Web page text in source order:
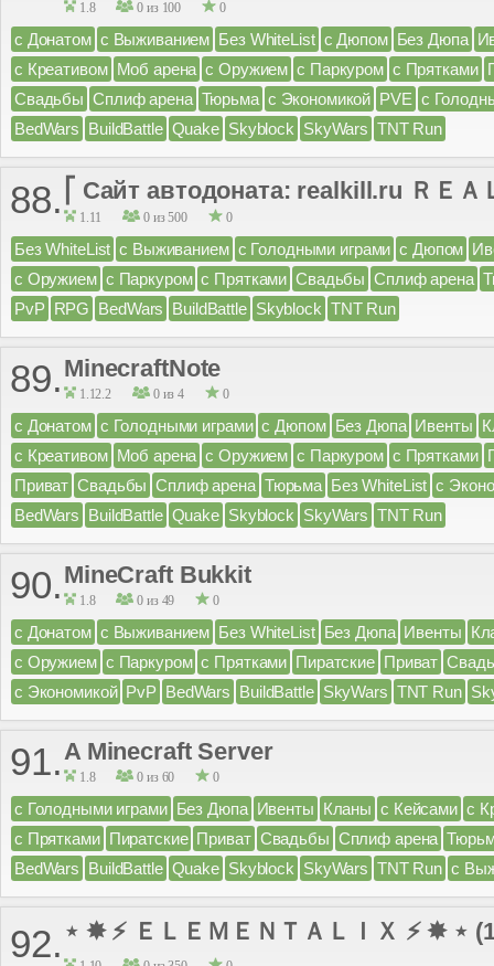
1.8 0 из 100 0
с Донатом с Выживанием Без WhiteList с Дюпом Без Дюпа
с Креативом Моб арена с Оружием с Паркуром с Прятками
Свадьбы Сплиф арена Тюрьма с Экономикой PVE с
BedWars BuildBattle Quake Skyblock SkyWars TNT Run
88. ⎡ Сайт автодоната: realkill.ru ＲＥＡ
1.11 0 из 500 0
Без WhiteList с Выживанием с Голодными играми с Дюпом
с Оружием с Паркуром с Прятками Свадьбы Сплиф арена
PvP RPG BedWars BuildBattle Skyblock TNT Run
89. MinecraftNote
1.12.2 0 из 4 0
с Донатом с Голодными играми с Дюпом Без Дюпа Ивенты
с Креативом Моб арена с Оружием с Паркуром с Прятками
Приват Свадьбы Сплиф арена Тюрьма Без WhiteList с
BedWars BuildBattle Quake Skyblock SkyWars TNT Run
90. MineCraft Bukkit
1.8 0 из 49 0
с Донатом с Выживанием Без WhiteList Без Дюпа Ивенты
с Оружием с Паркуром с Прятками Пиратские Приват
с Экономикой PvP BedWars BuildBattle SkyWars TNT Run
91.A Minecraft Server
1.8 0 из 60 0
с Голодными играми Без Дюпа Ивенты Кланы с Кейсами с
с Прятками Пиратские Приват Свадьбы Сплиф арена
BedWars BuildBattle Quake Skyblock SkyWars TNT Run с
92. ⋆ ✸ ⚡ ＥＬＥＭＥＮＴＡＬＩＸ ⚡ ✸ ⋆